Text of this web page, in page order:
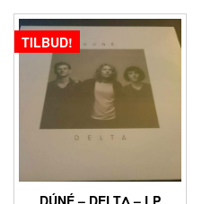
TILBUD!
DÚNÉ – DELTΔ – LP